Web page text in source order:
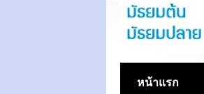
หน้าแรก